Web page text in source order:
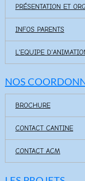
PRÉSENTATION ET
INFOS PARENTS
L'EQUIPE
NOS
BROCHURE
CONTACT CANTINE
CONTACT ACM